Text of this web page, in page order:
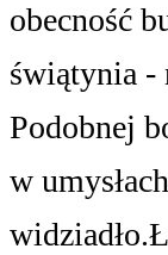
obecność
świątynia
Podobnej
w
widziadło.